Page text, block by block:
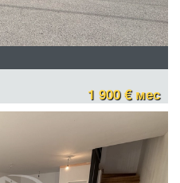
1 900 € мес